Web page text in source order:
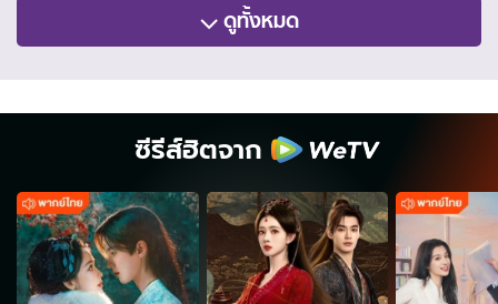
ดูทั้งหมด
ซีรีส์ฮิตจาก